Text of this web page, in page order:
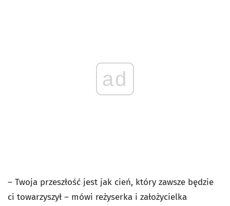
ad
– Twoja przeszłość jest jak cień, który zawsze będzie
ci towarzyszył – mówi reżyserka i założycielka